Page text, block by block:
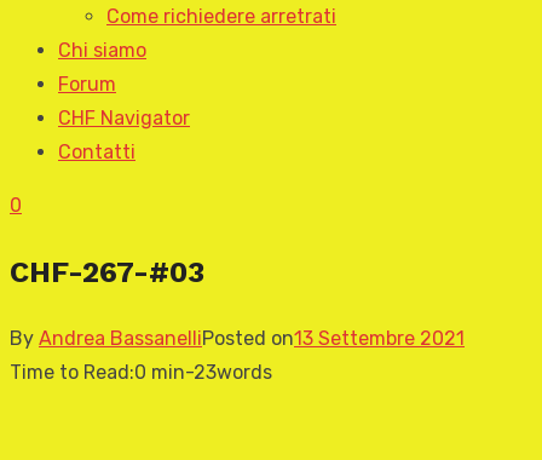
Come richiedere arretrati
Chi siamo
Forum
CHF Navigator
Contatti
0
CHF-267-#03
By Andrea BassanelliPosted on13 Settembre 2021
Time to Read:0 min-23words